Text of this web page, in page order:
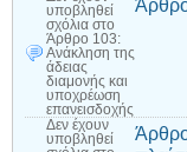
υποβληθεί
σχόλια στο
Άρθρο 103:
Ανάκληση της
άδειας
διαμονής και
υποχρέωση
επανεισδοχής
Δεν έχουν
υποβληθεί